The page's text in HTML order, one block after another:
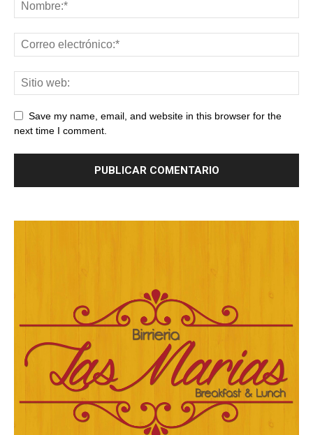
Save my name, email, and website in this browser for the
next time I comment.